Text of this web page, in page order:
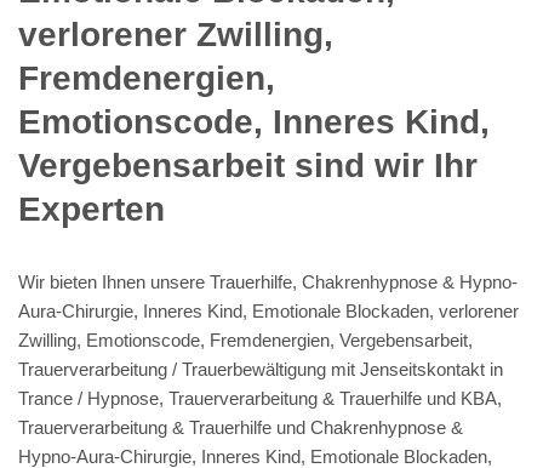
verlorener Zwilling,
Fremdenergien,
Emotionscode, Inneres Kind,
Vergebensarbeit sind wir Ihr
Experten
Wir bieten Ihnen unsere Trauerhilfe, Chakrenhypnose & Hypno-
Aura-Chirurgie, Inneres Kind, Emotionale Blockaden, verlorener
Zwilling, Emotionscode, Fremdenergien, Vergebensarbeit,
Trauerverarbeitung / Trauerbewältigung mit Jenseitskontakt in
Trance / Hypnose, Trauerverarbeitung & Trauerhilfe und KBA,
Trauerverarbeitung & Trauerhilfe und Chakrenhypnose &
Hypno-Aura-Chirurgie, Inneres Kind, Emotionale Blockaden,